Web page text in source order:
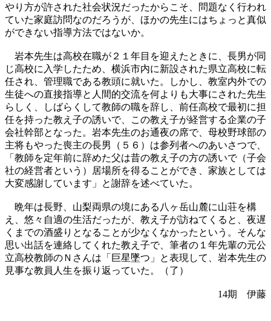
やり方が許された社会状況だったからこそ、問題なく行われ
ていた家庭訪問なのだろうが、 ほかの先生にはちょっと真似
ができない指導方法ではないか。
岩本先生は高校在職が２１年目を迎えたときに、 長男が同
じ高校に入学したため、 横浜市内に新設された県立高校に転
任され、 管理職である教頭に就いた。しかし、 教室内外での
生徒への直接指導と人間的交流を何よりも大事にされた先生
らしく、しばらくして教師の職を辞し、 前任高校で最初に担
任を持った教え子の誘いで、
この教え子が経営する企業の子
会社幹部となった。 岩本先生のお通夜の席で、母校野球部の
主将もやった喪主の長男（ ５６）は参列者へのあいさつで、
「 教師を定年前に辞めた父は昔の教え子の方の誘いで（子会
社の経営者という）居場所を得ることができ、 家族としては
大変感謝しています」と謝辞を述べていた。
晩年は長野、山梨両県の境にある八ヶ岳山麓に山荘を構
え、 悠々自適の生活だったが、教え子が訪ねてくると、 夜遅
くまでの酒盛りとなることが少なくなかったという。 そんな
思い出話を連絡してくれた教え子で、 筆者の１年先輩の元公
立高校教師のＮさんは「巨星墜つ」
と表現して、岩本先生の
見事な教員人生を振り返っていた。（了）
14期 伊藤